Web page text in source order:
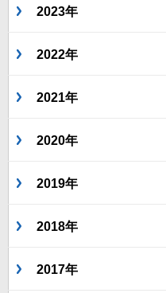
2023年
2022年
2021年
2020年
2019年
2018年
2017年